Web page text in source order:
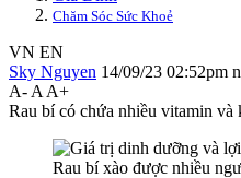
Chăm Sóc Sức Khoẻ
VN EN
Sky Nguyen 14/09/23 02:52pm
A- A A+
Rau bí có chứa nhiều vitamin và
Rau bí xào được nhiều